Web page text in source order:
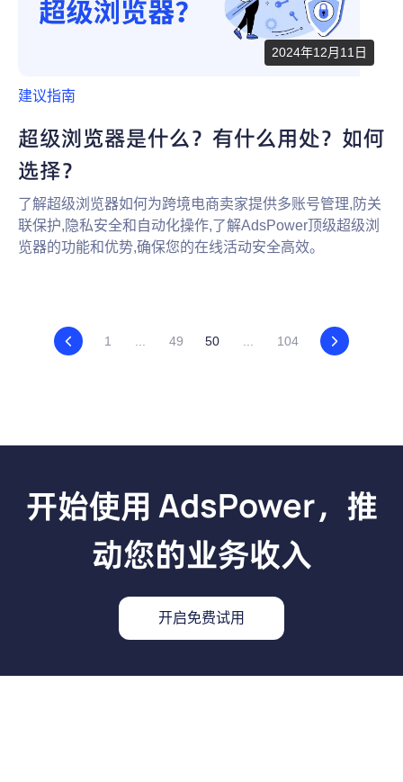
2024年12月11日
建议指南
超级浏览器是什么？有什么用处？如何
选择？
了解超级浏览器如何为跨境电商卖家提供多账号管理,防关
联保护,隐私安全和自动化操作,了解AdsPower顶级超级浏
览器的功能和优势,确保您的在线活动安全高效。
1 49 50 104
开始使用 AdsPower，推
动您的业务收入
开启免费试用